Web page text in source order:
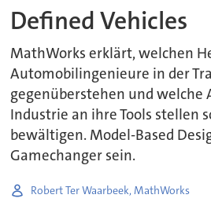
Defined Vehicles
MathWorks erklärt, welchen
Automobilingenieure in der
gegenüberstehen und welche
Industrie an ihre Tools stellen
bewältigen. Model-Based
Gamechanger sein.
Robert Ter Waarbeek, MathWorks